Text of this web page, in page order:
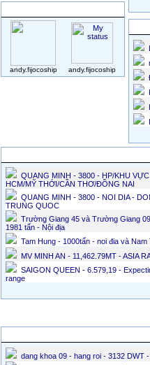
andy.fijocoship andy.fijocoship
QUANG MINH - 3800 - HP/KHU
HCM/MỸ THỚI/CẦN THƠ/ĐỒNG NAI
QUANG MINH - 3800 - NOI DIA -
TRUNG QUOC
Trường Giang 45 và Trường Giang
1981 tấn - Nội địa
Tam Hung - 1000tấn - noi đia và Nam
MV MINH AN - 11,462.79MT - ASIA
SAIGON QUEEN - 6.579,19 -
range
dang khoa 09 - hang roi - 3132 DWT